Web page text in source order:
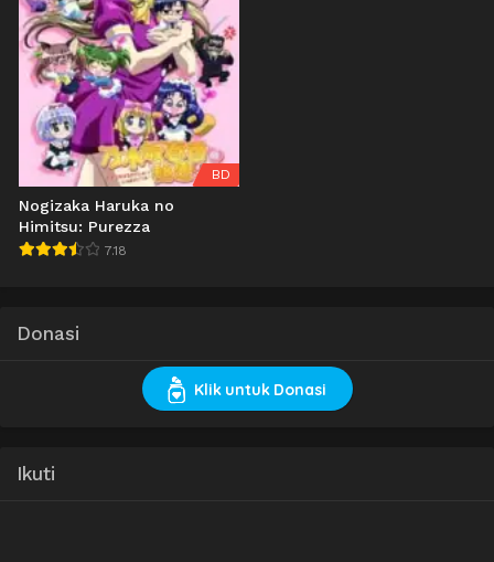
BD
Nogizaka Haruka no
Himitsu: Purezza
7.18
Donasi
Klik untuk Donasi
Ikuti